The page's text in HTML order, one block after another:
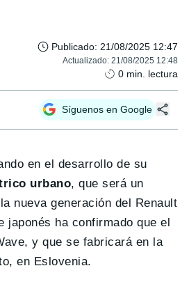
Publicado: 21/08/2025 12:47
Actualizado: 21/08/2025 12:48
0 min. lectura
Síguenos en Google
en el desarrollo de su
urbano, que será un
nueva generación del Renault
japonés ha confirmado que el
y que se fabricará en la
en Eslovenia.